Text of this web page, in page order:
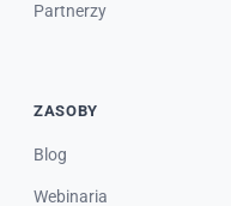
Partnerzy
ZASOBY
Blog
Webinaria